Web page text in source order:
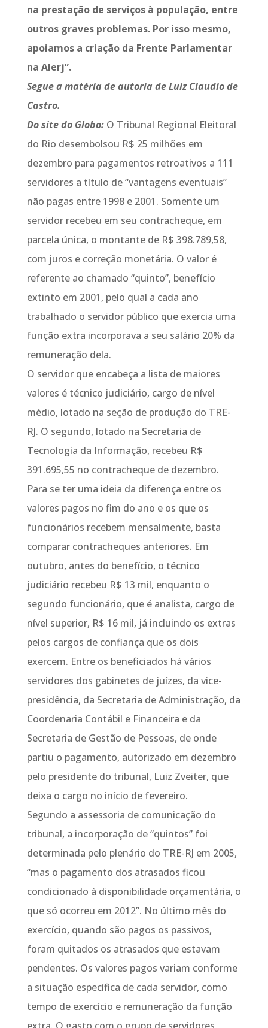
na prestação de serviços à população, entre
outros graves problemas. Por isso mesmo,
apoiamos a criação da Frente Parlamentar
na Alerj”.
Segue a matéria de autoria de Luiz Claudio de
Castro.
Do site do Globo: O Tribunal Regional Eleitoral
do Rio desembolsou R$ 25 milhões em
dezembro para pagamentos retroativos a 111
servidores a título de “vantagens eventuais”
não pagas entre 1998 e 2001. Somente um
servidor recebeu em seu contracheque, em
parcela única, o montante de R$ 398.789,58,
com juros e correção monetária. O valor é
referente ao chamado “quinto”, benefício
extinto em 2001, pelo qual a cada ano
trabalhado o servidor público que exercia uma
função extra incorporava a seu salário 20% da
remuneração dela.
O servidor que encabeça a lista de maiores
valores é técnico judiciário, cargo de nível
médio, lotado na seção de produção do TRE-
RJ. O segundo, lotado na Secretaria de
Tecnologia da Informação, recebeu R$
391.695,55 no contracheque de dezembro.
Para se ter uma ideia da diferença entre os
valores pagos no fim do ano e os que os
funcionários recebem mensalmente, basta
comparar contracheques anteriores. Em
outubro, antes do benefício, o técnico
judiciário recebeu R$ 13 mil, enquanto o
segundo funcionário, que é analista, cargo de
nível superior, R$ 16 mil, já incluindo os extras
pelos cargos de confiança que os dois
exercem. Entre os beneficiados há vários
servidores dos gabinetes de juízes, da vice-
presidência, da Secretaria de Administração, da
Coordenaria Contábil e Financeira e da
Secretaria de Gestão de Pessoas, de onde
partiu o pagamento, autorizado em dezembro
pelo presidente do tribunal, Luiz Zveiter, que
deixa o cargo no início de fevereiro.
Segundo a assessoria de comunicação do
tribunal, a incorporação de “quintos” foi
determinada pelo plenário do TRE-RJ em 2005,
“mas o pagamento dos atrasados ficou
condicionado à disponibilidade orçamentária, o
que só ocorreu em 2012”. No último mês do
exercício, quando são pagos os passivos,
foram quitados os atrasados que estavam
pendentes. Os valores pagos variam conforme
a situação específica de cada servidor, como
tempo de exercício e remuneração da função